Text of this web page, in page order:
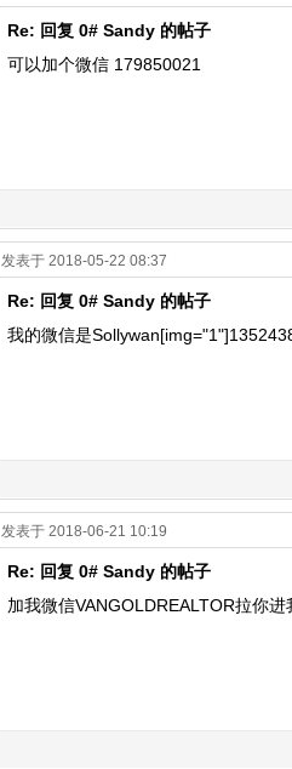
Re: 回复 0# Sandy 的帖子
可以加个微信 179850021
发表于 2018-05-22 08:37
Re: 回复 0# Sandy 的帖子
我的微信是
发表于 2018-06-21 10:19
Re: 回复 0# Sandy 的帖子
加我微信VANGOLDREALTOR拉你进